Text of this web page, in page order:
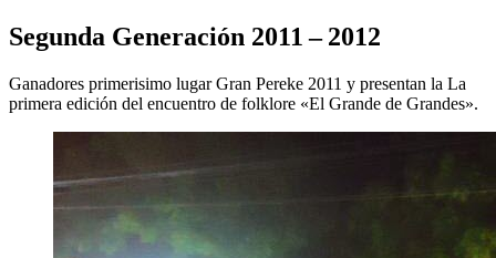
Segunda Generación 2011 – 2012
Ganadores primerisimo lugar Gran Pereke 2011 y presentan la La
primera edición del encuentro de folklore «El Grande de Grandes».